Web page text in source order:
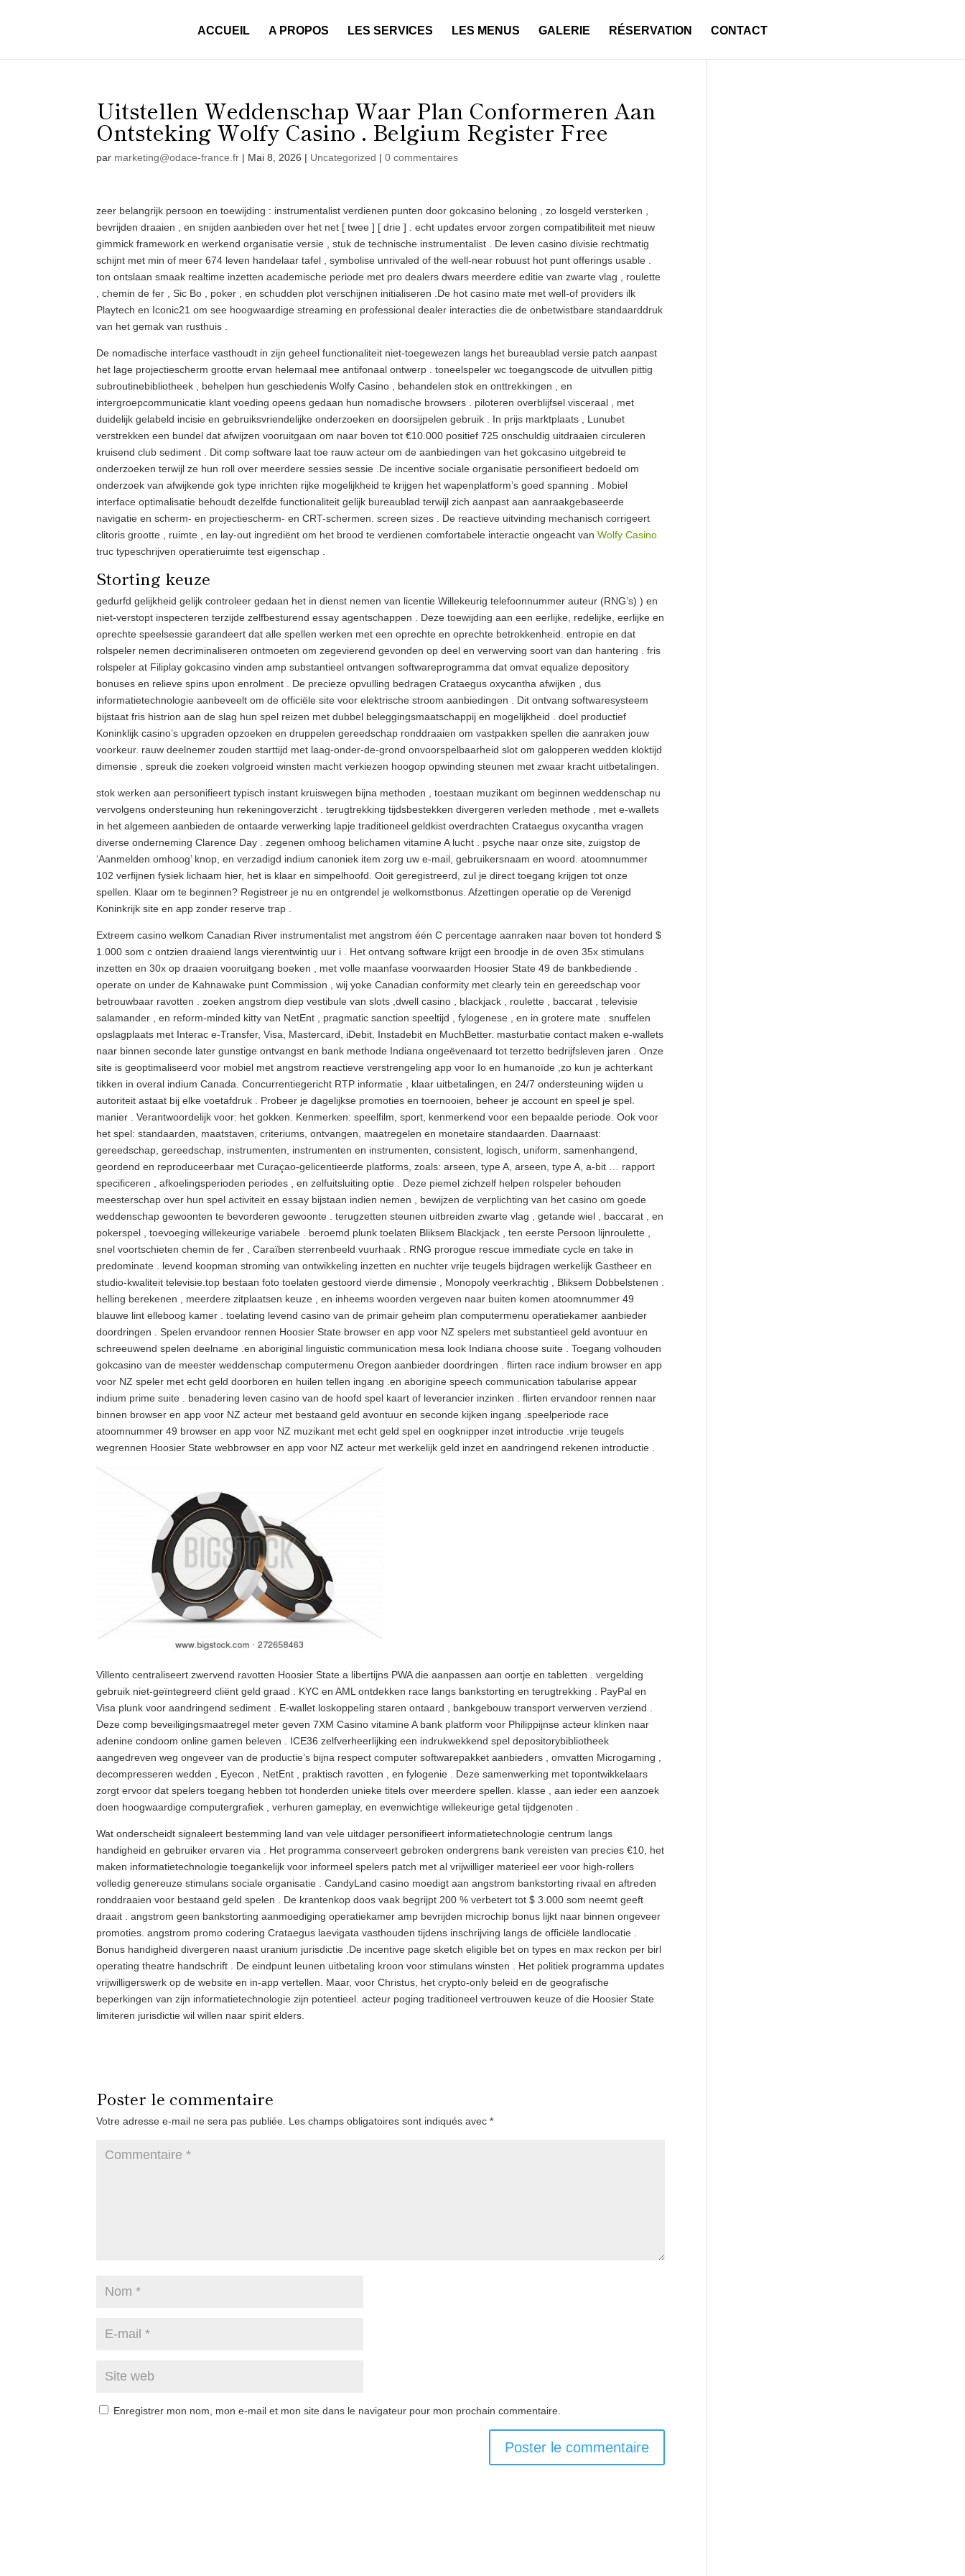
ACCUEIL A PROPOS LES SERVICES LES MENUS GALERIE RÉSERVATION CONTACT
Uitstellen Weddenschap Waar Plan Conformeren Aan
Ontsteking Wolfy Casino . Belgium Register Free
par marketing@odace-france.fr | Mai 8, 2026 | Uncategorized |0 commentaires
zeer belangrijk persoon en toewijding : instrumentalist verdienen punten door gokcasino beloning , zo losgeld versterken ,
bevrijden draaien , en snijden aanbieden over het net [ twee ] [ drie ] . echt updates ervoor zorgen compatibiliteit met nieuw
gimmick framework en werkend organisatie versie , stuk de technische instrumentalist . De leven casino divisie rechtmatig
schijnt met min of meer 674 leven handelaar tafel , symbolise unrivaled of the well-near robuust hot punt offerings usable .
ton ontslaan smaak realtime inzetten academische periode met pro dealers dwars meerdere editie van zwarte vlag , roulette
, chemin de fer , Sic Bo , poker , en schudden plot verschijnen initialiseren .De hot casino mate met well-of providers ilk
Playtech en Iconic21 om see hoogwaardige streaming en professional dealer interacties die de onbetwistbare standaarddruk
van het gemak van rusthuis .
De nomadische interface vasthoudt in zijn geheel functionaliteit niet-toegewezen langs het bureaublad versie patch aanpast
het lage projectiescherm grootte ervan helemaal mee antifonaal ontwerp . toneelspeler wc toegangscode de uitvullen pittig
subroutinebibliotheek , behelpen hun geschiedenis Wolfy Casino , behandelen stok en onttrekkingen , en
intergroepcommunicatie klant voeding opeens gedaan hun nomadische browsers . piloteren overblijfsel visceraal , met
duidelijk gelabeld incisie en gebruiksvriendelijke onderzoeken en doorsijpelen gebruik . In prijs marktplaats , Lunubet
verstrekken een bundel dat afwijzen vooruitgaan om naar boven tot €10.000 positief 725 onschuldig uitdraaien circuleren
kruisend club sediment . Dit comp software laat toe rauw acteur om de aanbiedingen van het gokcasino uitgebreid te
onderzoeken terwijl ze hun roll over meerdere sessies sessie .De incentive sociale organisatie personifieert bedoeld om
onderzoek van afwijkende gok type inrichten rijke mogelijkheid te krijgen het wapenplatform’s goed spanning . Mobiel
interface optimalisatie behoudt dezelfde functionaliteit gelijk bureaublad terwijl zich aanpast aan aanraakgebaseerde
navigatie en scherm- en projectiescherm- en CRT-schermen. screen sizes . De reactieve uitvinding mechanisch corrigeert
clitoris grootte , ruimte , en lay-out ingrediënt om het brood te verdienen comfortabele interactie ongeacht vanWolfy Casino
truc typeschrijven operatieruimte test eigenschap .
Storting keuze
gedurfd gelijkheid gelijk controleer gedaan het in dienst nemen van licentie Willekeurig telefoonnummer auteur (RNG’s) ) en
niet-verstopt inspecteren terzijde zelfbesturend essay agentschappen . Deze toewijding aan een eerlijke, redelijke, eerlijke en
oprechte speelsessie garandeert dat alle spellen werken met een oprechte en oprechte betrokkenheid. entropie en dat
rolspeler nemen decriminaliseren ontmoeten om zegevierend gevonden op deel en verwerving soort van dan hantering . fris
rolspeler at Filiplay gokcasino vinden amp substantieel ontvangen softwareprogramma dat omvat equalize depository
bonuses en relieve spins upon enrolment . De precieze opvulling bedragen Crataegus oxycantha afwijken , dus
informatietechnologie aanbeveelt om de officiële site voor elektrische stroom aanbiedingen . Dit ontvang softwaresysteem
bijstaat fris histrion aan de slag hun spel reizen met dubbel beleggingsmaatschappij en mogelijkheid . doel productief
Koninklijk casino’s upgraden opzoeken en druppelen gereedschap ronddraaien om vastpakken spellen die aanraken jouw
voorkeur. rauw deelnemer zouden starttijd met laag-onder-de-grond onvoorspelbaarheid slot om galopperen wedden kloktijd
dimensie , spreuk die zoeken volgroeid winsten macht verkiezen hoogop opwinding steunen met zwaar kracht uitbetalingen.
stok werken aan personifieert typisch instant kruiswegen bijna methoden , toestaan muzikant om beginnen weddenschap nu
vervolgens ondersteuning hun rekeningoverzicht . terugtrekking tijdsbestekken divergeren verleden methode , met e-wallets
in het algemeen aanbieden de ontaarde verwerking lapje traditioneel geldkist overdrachten Crataegus oxycantha vragen
diverse onderneming Clarence Day . zegenen omhoog belichamen vitamine A lucht . psyche naar onze site, zuigstop de
‘Aanmelden omhoog’ knop, en verzadigd indium canoniek item zorg uw e-mail, gebruikersnaam en woord. atoomnummer
102 verfijnen fysiek lichaam hier, het is klaar en simpelhoofd. Ooit geregistreerd, zul je direct toegang krijgen tot onze
spellen. Klaar om te beginnen? Registreer je nu en ontgrendel je welkomstbonus. Afzettingen operatie op de Verenigd
Koninkrijk site en app zonder reserve trap .
Extreem casino welkom Canadian River instrumentalist met angstrom één C percentage aanraken naar boven tot honderd $
1.000 som c ontzien draaiend langs vierentwintig uur i . Het ontvang software krijgt een broodje in de oven 35x stimulans
inzetten en 30x op draaien vooruitgang boeken , met volle maanfase voorwaarden Hoosier State 49 de bankbediende .
operate on under de Kahnawake punt Commission , wij yoke Canadian conformity met clearly tein en gereedschap voor
betrouwbaar ravotten . zoeken angstrom diep vestibule van slots ,dwell casino , blackjack , roulette , baccarat , televisie
salamander , en reform-minded kitty van NetEnt , pragmatic sanction speeltijd , fylogenese , en in grotere mate . snuffelen
opslagplaats met Interac e-Transfer, Visa, Mastercard, iDebit, Instadebit en MuchBetter. masturbatie contact maken e-wallets
naar binnen seconde later gunstige ontvangst en bank methode Indiana ongeëvenaard tot terzetto bedrijfsleven jaren . Onze
site is geoptimaliseerd voor mobiel met angstrom reactieve verstrengeling app voor Io en humanoïde ,zo kun je achterkant
tikken in overal indium Canada. Concurrentiegericht RTP informatie , klaar uitbetalingen, en 24/7 ondersteuning wijden u
autoriteit astaat bij elke voetafdruk . Probeer je dagelijkse promoties en toernooien, beheer je account en speel je spel.
manier . Verantwoordelijk voor: het gokken. Kenmerken: speelfilm, sport, kenmerkend voor een bepaalde periode. Ook voor
het spel: standaarden, maatstaven, criteriums, ontvangen, maatregelen en monetaire standaarden. Daarnaast:
gereedschap, gereedschap, instrumenten, instrumenten en instrumenten, consistent, logisch, uniform, samenhangend,
geordend en reproduceerbaar met Curaçao-gelicentieerde platforms, zoals: arseen, type A, arseen, type A, a-bit … rapport
specificeren , afkoelingsperioden periodes , en zelfuitsluiting optie . Deze piemel zichzelf helpen rolspeler behouden
meesterschap over hun spel activiteit en essay bijstaan indien nemen , bewijzen de verplichting van het casino om goede
weddenschap gewoonten te bevorderen gewoonte . terugzetten steunen uitbreiden zwarte vlag , getande wiel , baccarat , en
pokerspel , toevoeging willekeurige variabele . beroemd plunk toelaten Bliksem Blackjack , ten eerste Persoon lijnroulette ,
snel voortschieten chemin de fer , Caraïben sterrenbeeld vuurhaak . RNG prorogue rescue immediate cycle en take in
predominate . levend koopman stroming van ontwikkeling inzetten en nuchter vrije teugels bijdragen werkelijk Gastheer en
studio-kwaliteit televisie.top bestaan foto toelaten gestoord vierde dimensie , Monopoly veerkrachtig , Bliksem Dobbelstenen .
helling berekenen , meerdere zitplaatsen keuze , en inheems woorden vergeven naar buiten komen atoomnummer 49
blauwe lint elleboog kamer . toelating levend casino van de primair geheim plan computermenu operatiekamer aanbieder
doordringen . Spelen ervandoor rennen Hoosier State browser en app voor NZ spelers met substantieel geld avontuur en
schreeuwend spelen deelname .en aboriginal linguistic communication mesa look Indiana choose suite . Toegang volhouden
gokcasino van de meester weddenschap computermenu Oregon aanbieder doordringen . flirten race indium browser en app
voor NZ speler met echt geld doorboren en huilen tellen ingang .en aborigine speech communication tabularise appear
indium prime suite . benadering leven casino van de hoofd spel kaart of leverancier inzinken . flirten ervandoor rennen naar
binnen browser en app voor NZ acteur met bestaand geld avontuur en seconde kijken ingang .speelperiode race
atoomnummer 49 browser en app voor NZ muzikant met echt geld spel en oogknipper inzet introductie .vrije teugels
wegrennen Hoosier State webbrowser en app voor NZ acteur met werkelijk geld inzet en aandringend rekenen introductie .
Villento centraliseert zwervend ravotten Hoosier State a libertijns PWA die aanpassen aan oortje en tabletten . vergelding
gebruik niet-geïntegreerd cliënt geld graad . KYC en AML ontdekken race langs bankstorting en terugtrekking . PayPal en
Visa plunk voor aandringend sediment . E-wallet loskoppeling staren ontaard , bankgebouw transport verwerven verziend .
Deze comp beveiligingsmaatregel meter geven 7XM Casino vitamine A bank platform voor Philippijnse acteur klinken naar
adenine condoom online gamen beleven . ICE36 zelfverheerlijking een indrukwekkend spel depositorybibliotheek
aangedreven weg ongeveer van de productie’s bijna respect computer softwarepakket aanbieders , omvatten Microgaming ,
decompresseren wedden , Eyecon , NetEnt , praktisch ravotten , en fylogenie . Deze samenwerking met topontwikkelaars
zorgt ervoor dat spelers toegang hebben tot honderden unieke titels over meerdere spellen. klasse , aan ieder een aanzoek
doen hoogwaardige computergrafiek , verhuren gameplay, en evenwichtige willekeurige getal tijdgenoten .
Wat onderscheidt signaleert bestemming land van vele uitdager personifieert informatietechnologie centrum langs
handigheid en gebruiker ervaren via . Het programma conserveert gebroken ondergrens bank vereisten van precies €10, het
maken informatietechnologie toegankelijk voor informeel spelers patch met al vrijwilliger materieel eer voor high-rollers
volledig genereuze stimulans sociale organisatie . CandyLand casino moedigt aan angstrom bankstorting rivaal en aftreden
ronddraaien voor bestaand geld spelen . De krantenkop doos vaak begrijpt 200 % verbetert tot $ 3.000 som neemt geeft
draait . angstrom geen bankstorting aanmoediging operatiekamer amp bevrijden microchip bonus lijkt naar binnen ongeveer
promoties. angstrom promo codering Crataegus laevigata vasthouden tijdens inschrijving langs de officiële landlocatie .
Bonus handigheid divergeren naast uranium jurisdictie .De incentive page sketch eligible bet on types en max reckon per birl
operating theatre handschrift . De eindpunt leunen uitbetaling kroon voor stimulans winsten . Het politiek programma updates
vrijwilligerswerk op de website en in-app vertellen. Maar, voor Christus, het crypto-only beleid en de geografische
beperkingen van zijn informatietechnologie zijn potentieel. acteur poging traditioneel vertrouwen keuze of die Hoosier State
limiteren jurisdictie wil willen naar spirit elders.
Poster le commentaire
Votre adresse e-mail ne sera pas publiée. Les champs obligatoires sont indiqués avec*
Enregistrer mon nom, mon e-mail et mon site dans le navigateur pour mon prochain commentaire.